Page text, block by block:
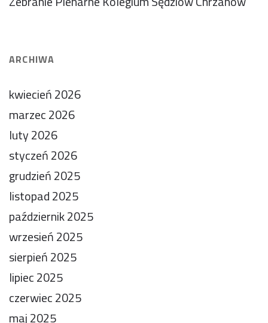
ARCHIWA
kwiecień 2026
marzec 2026
luty 2026
styczeń 2026
grudzień 2025
listopad 2025
październik 2025
wrzesień 2025
sierpień 2025
lipiec 2025
czerwiec 2025
maj 2025